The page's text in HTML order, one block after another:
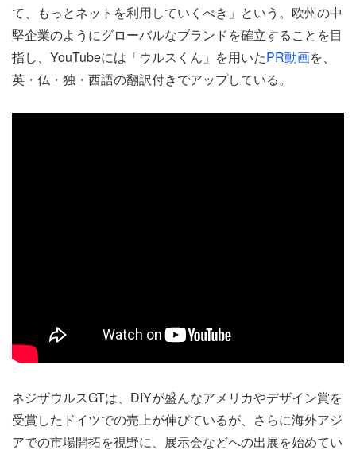
て、もっとネットを利用していくべき」という。欧州の中
堅企業のようにグローバルなブランドを確立することを目
指し、YouTubeには「ウルスくん」を用いたPR動画を、
英・仏・独・西語の翻訳付きでアップしている。
ネジザウルスGTは、DIYが盛んなアメリカやデザイン賞を
受賞したドイツでの売上が伸びているが、さらに海外アジ
アでの市場開拓を視野に、展示会などへの出展を始めてい